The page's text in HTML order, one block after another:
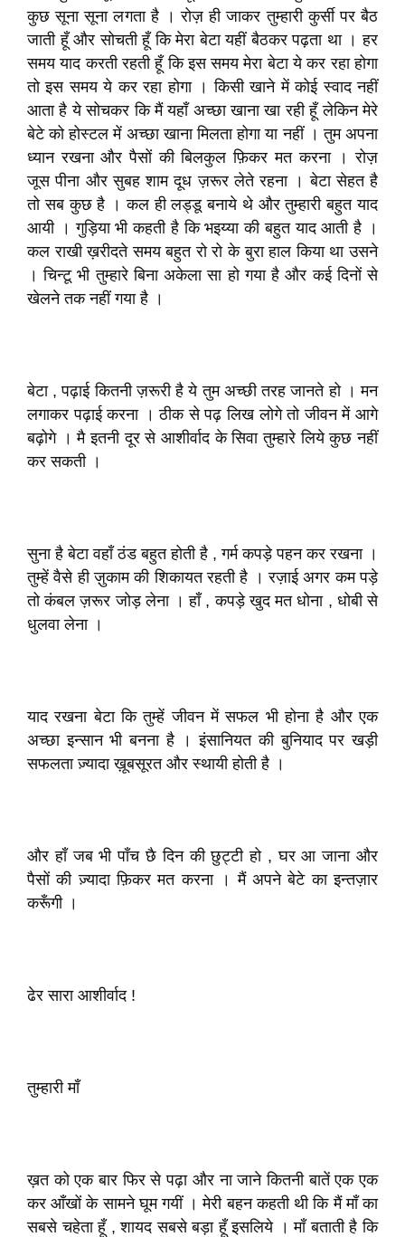
कुछ सूना सूना लगता है । रोज़ ही जाकर तुम्हारी कुर्सी पर बैठ
जाती हूँ और सोचती हूँ कि मेरा बेटा यहीं बैठकर पढ़ता था । हर
समय याद करती रहती हूँ कि इस समय मेरा बेटा ये कर रहा होगा
तो इस समय ये कर रहा होगा । किसी खाने में कोई स्वाद नहीं
आता है ये सोचकर कि मैं यहाँ अच्छा खाना खा रही हूँ लेकिन मेरे
बेटे को होस्टल में अच्छा खाना मिलता होगा या नहीं । तुम अपना
ध्यान रखना और पैसों की बिलकुल फ़िकर मत करना । रोज़
जूस पीना और सुबह शाम दूध ज़रूर लेते रहना । बेटा सेहत है
तो सब कुछ है । कल ही लड्डू बनाये थे और तुम्हारी बहुत याद
आयी । गुड़िया भी कहती है कि भइय्या की बहुत याद आती है ।
कल राखी ख़रीदते समय बहुत रो रो के बुरा हाल किया था उसने
। चिन्टू भी तुम्हारे बिना अकेला सा हो गया है और कई दिनों से
खेलने तक नहीं गया है ।
बेटा , पढ़ाई कितनी ज़रूरी है ये तुम अच्छी तरह जानते हो । मन
लगाकर पढ़ाई करना । ठीक से पढ़ लिख लोगे तो जीवन में आगे
बढ़ोगे । मै इतनी दूर से आशीर्वाद के सिवा तुम्हारे लिये कुछ नहीं
कर सकती ।
सुना है बेटा वहाँ ठंड बहुत होती है , गर्म कपड़े पहन कर रखना ।
तुम्हें वैसे ही ज़ुकाम की शिकायत रहती है । रज़ाई अगर कम पड़े
तो कंबल ज़रूर जोड़ लेना । हाँ , कपड़े खुद मत धोना , धोबी से
धुलवा लेना ।
याद रखना बेटा कि तुम्हें जीवन में सफल भी होना है और एक
अच्छा इन्सान भी बनना है । इंसानियत की बुनियाद पर खड़ी
सफलता ज़्यादा ख़ूबसूरत और स्थायी होती है ।
और हाँ जब भी पाँच छै दिन की छुट्टी हो , घर आ जाना और
पैसों की ज़्यादा फ़िकर मत करना । मैं अपने बेटे का इन्तज़ार
करूँगी ।
ढेर सारा आशीर्वाद !
तुम्हारी माँ
ख़त को एक बार फिर से पढ़ा और ना जाने कितनी बातें एक एक
कर आँखों के सामने घूम गयीं । मेरी बहन कहती थी कि मैं माँ का
सबसे चहेता हूँ , शायद सबसे बड़ा हूँ इसलिये । माँ बताती है कि